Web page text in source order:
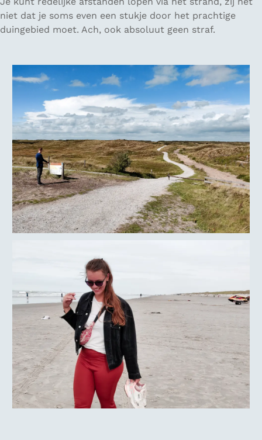
niet dat je soms even een stukje door het prachtige
duingebied moet. Ach, ook absoluut geen straf.